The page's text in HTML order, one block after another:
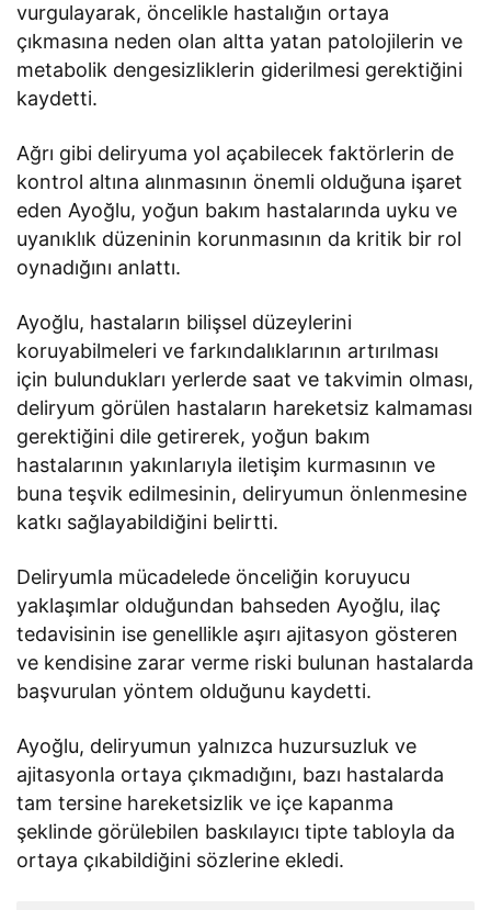
vurgulayarak, öncelikle hastalığın ortaya
çıkmasına neden olan altta yatan patolojilerin ve
metabolik dengesizliklerin giderilmesi gerektiğini
kaydetti.
Ağrı gibi deliryuma yol açabilecek faktörlerin de
kontrol altına alınmasının önemli olduğuna işaret
eden Ayoğlu, yoğun bakım hastalarında uyku ve
uyanıklık düzeninin korunmasının da kritik bir rol
oynadığını anlattı.
Ayoğlu, hastaların bilişsel düzeylerini
koruyabilmeleri ve farkındalıklarının artırılması
için bulundukları yerlerde saat ve takvimin olması,
deliryum görülen hastaların hareketsiz kalmaması
gerektiğini dile getirerek, yoğun bakım
hastalarının yakınlarıyla iletişim kurmasının ve
buna teşvik edilmesinin, deliryumun önlenmesine
katkı sağlayabildiğini belirtti.
Deliryumla mücadelede önceliğin koruyucu
yaklaşımlar olduğundan bahseden Ayoğlu, ilaç
tedavisinin ise genellikle aşırı ajitasyon gösteren
ve kendisine zarar verme riski bulunan hastalarda
başvurulan yöntem olduğunu kaydetti.
Ayoğlu, deliryumun yalnızca huzursuzluk ve
ajitasyonla ortaya çıkmadığını, bazı hastalarda
tam tersine hareketsizlik ve içe kapanma
şeklinde görülebilen baskılayıcı tipte tabloyla da
ortaya çıkabildiğini sözlerine ekledi.